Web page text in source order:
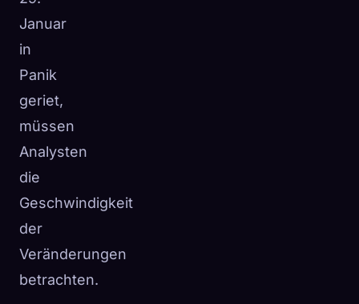
Januar
in
Panik
geriet,
müssen
Analysten
die
Geschwindigkeit
der
Veränderungen
betrachten.